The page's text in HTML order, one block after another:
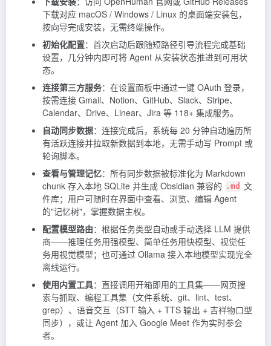
下载对应 macOS / Windows / Linux 的桌面端安装包，
按向导完成安装，无需终端操作。
初始化配置：首次启动后跟随短路径引导流程完成基础
设置，几分钟内即可将 Agent 从安装状态推进到可用状
态。
连接第三方服务：在设置面板中通过一键 OAuth 登录，
按需连接 Gmail、Notion、GitHub、Slack、Stripe、
Calendar、Drive、Linear、Jira 等 118+ 集成服务。
自动同步数据：连接完成后，系统每 20 分钟自动遍历所
有活跃连接并拉取新数据到本地，无需手动写 Prompt 或
轮询脚本。
查看与管理记忆：所有同步数据被标准化为 Markdown
chunk 存入本地 SQLite 并生成 Obsidian 兼容的
.md 文
件库；用户可随时在界面中查看、浏览、编辑 Agent
的"记忆树"，掌握数据主权。
配置模型路由：根据任务类型自动或手动选择 LLM 提供
商——推理任务用强模型、简单任务用快模型、视觉任
务用视觉模型；也可通过 Ollama 接入本地模型实现完全
离线运行。
使用内置工具：直接调用开箱即用的工具集——网页搜
索与抓取、编程工具集（文件系统、git、lint、test、
grep）、语音交互（STT 输入 + TTS 输出 + 吉祥物口型
同步），或让 Agent 加入 Google Meet 作为实时参会
者。